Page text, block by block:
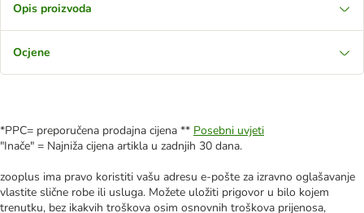
Opis proizvoda
Ocjene
*PPC= preporučena prodajna cijena ** Posebni uvjeti
"Inače" = Najniža cijena artikla u zadnjih 30 dana.
zooplus ima pravo koristiti vašu adresu e-pošte za izravno oglašavanje
vlastite slične robe ili usluga. Možete uložiti prigovor u bilo kojem
trenutku, bez ikakvih troškova osim osnovnih troškova prijenosa,